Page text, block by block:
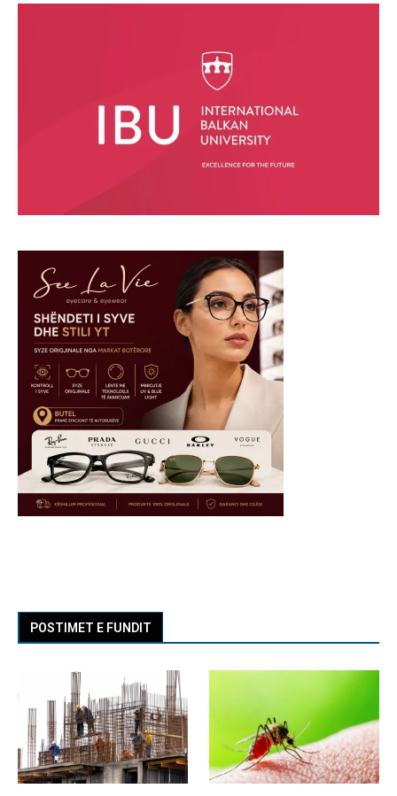
POSTIMET E FUNDIT